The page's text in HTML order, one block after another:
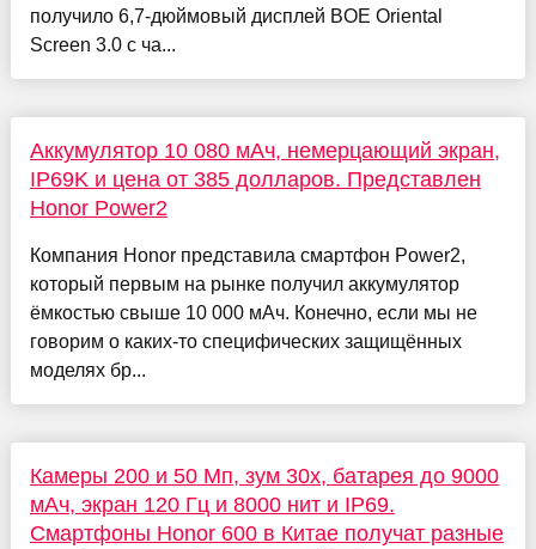
получило 6,7-дюймовый дисплей BOE Oriental
Screen 3.0 с ча...
Аккумулятор 10 080 мАч, немерцающий экран,
IP69K и цена от 385 долларов. Представлен
Honor Power2
Компания Honor представила смартфон Power2,
который первым на рынке получил аккумулятор
ёмкостью свыше 10 000 мАч. Конечно, если мы не
говорим о каких-то специфических защищённых
моделях бр...
Камеры 200 и 50 Мп, зум 30х, батарея до 9000
мАч, экран 120 Гц и 8000 нит и IP69.
Смартфоны Honor 600 в Китае получат разные